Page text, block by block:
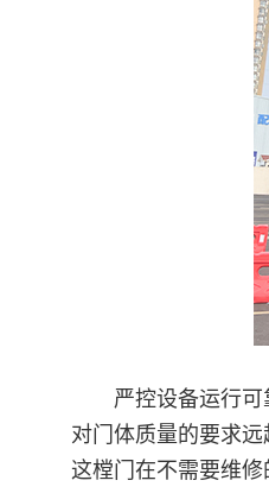
严控设备运行可靠
对门体质量的要求
这樘门在不需要维